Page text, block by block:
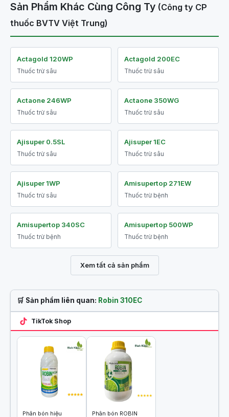
Sản Phẩm Khác Cùng Công Ty (Công ty CP
thuốc BVTV Việt Trung)
Actagold 120WP
Thuốc trừ sâu
Actagold 200EC
Thuốc trừ sâu
Actaone 246WP
Thuốc trừ sâu
Actaone 350WG
Thuốc trừ sâu
Ajisuper 0.5SL
Thuốc trừ sâu
Ajisuper 1EC
Thuốc trừ sâu
Ajisuper 1WP
Thuốc trừ sâu
Amisupertop 271EW
Thuốc trừ bệnh
Amisupertop 340SC
Thuốc trừ bệnh
Amisupertop 500WP
Thuốc trừ bệnh
Xem tất cả sản phẩm
🛒 Sản phẩm liên quan: Robin 310EC
TikTok Shop
Phân bón hiệu Phân bón ROBIN